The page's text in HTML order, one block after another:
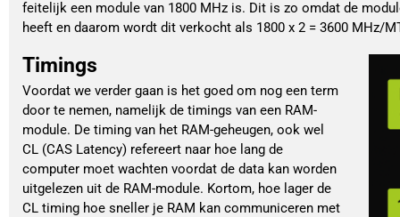
feitelijk een module van 1800 MHz is. Dit is zo omdat de
heeft en daarom wordt dit verkocht als 1800 x 2 = 3600 MHz/
Timings
Voordat we verder gaan is het goed om nog een term
door te nemen, namelijk de timings van een RAM-
module. De timing van het RAM-geheugen, ook wel
CL (CAS Latency) refereert naar hoe lang de
computer moet wachten voordat de data kan worden
uitgelezen uit de RAM-module. Kortom, hoe lager de
CL timing hoe sneller je RAM kan communiceren met